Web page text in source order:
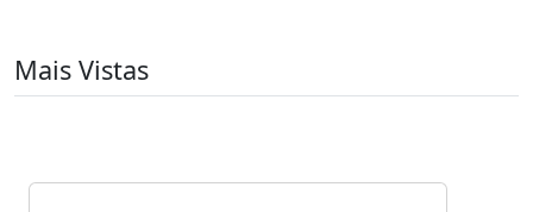
Mais Vistas